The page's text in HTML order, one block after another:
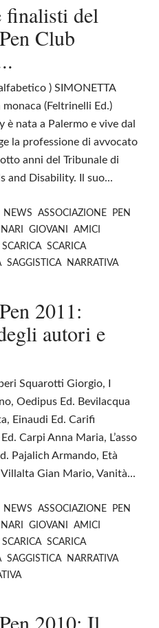
finalisti del
Club
) SIMONETTA
(Feltrinelli Ed.)
nata a Palermo e vive dal
la professione di avvocato
anni del Tribunale di
and Disability. Il suo...
NEWS ASSOCIAZIONE
PEN
GIOVANI
AMICI
SCARICA SCARICA
SAGGISTICA NARRATIVA
2011:
autori e
Squarotti Giorgio, I
Oedipus Ed. Bevilacqua
Einaudi Ed. Carifi
Carpi Anna Maria, L’asso
Pajalich Armando, Età
Gian Mario, Vanità...
NEWS ASSOCIAZIONE
PEN
GIOVANI
AMICI
SCARICA SCARICA
SAGGISTICA
NARRATIVA
2010: Il